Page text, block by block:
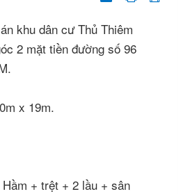
khu dân cư Thủ Thiêm
2 mặt tiền đường số 96
x 19m.
+ trệt + 2 lầu + sân